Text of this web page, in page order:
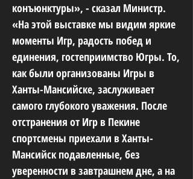
конъюнктуры», - сказал Министр.
«На этой выставке мы видим яркие
моменты Игр, радость побед и
единения, гостеприимство Югры. То,
как были организованы Игры в
Ханты-Мансийске, заслуживает
самого глубокого уважения. После
отстранения от Игр в Пекине
спортсмены приехали в Ханты-
Мансийск подавленные, без
уверенности в завтрашнем дне, а на